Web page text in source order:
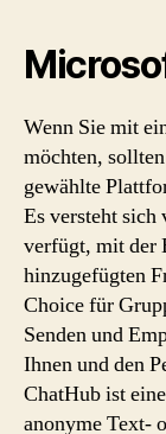
Wenn Sie mit
möchten,
gewählte
Es versteht sich
verfügt, mit der
hinzugefügten
Choice für
Senden und
Ihnen und den
ChatHub ist
anonyme Text-